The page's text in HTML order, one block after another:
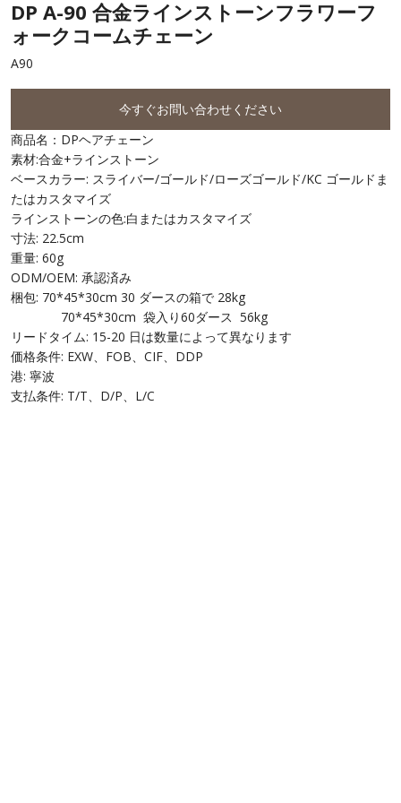
DP A-90 合金ラインストーンフラワーフ
ォークコームチェーン
A90
今すぐお問い合わせください
商品名：DPヘアチェーン
素材:合金+ラインストーン
ベースカラー: スライバー/ゴールド/ローズゴールド/KC ゴールドま
たはカスタマイズ
ラインストーンの色:白またはカスタマイズ
寸法: 22.5cm
重量: 60g
ODM/OEM: 承認済み
梱包: 70*45*30cm 30 ダースの箱で 28kg
70*45*30cm 袋入り60ダース 56kg
リードタイム: 15-20 日は数量によって異なります
価格条件: EXW、FOB、CIF、DDP
港: 寧波
支払条件: T/T、D/P、L/C